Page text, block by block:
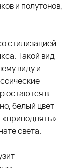
и полутонов,
стилизацией
Такой вид
виду и
остаются в
белый цвет
света.